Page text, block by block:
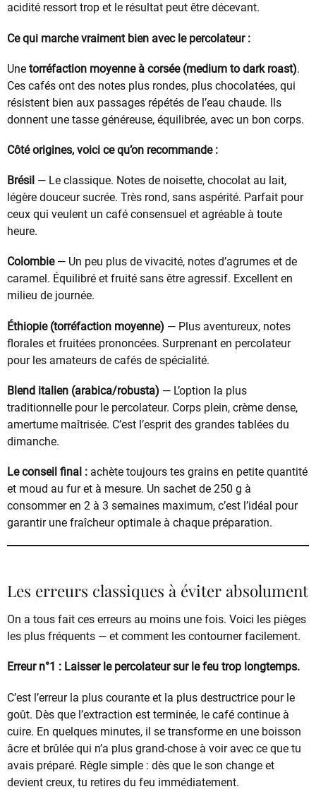
acidité ressort trop et le résultat peut être décevant.
Ce qui marche vraiment bien avec le percolateur :
Une torréfaction moyenne à corsée (medium to dark roast).
Ces cafés ont des notes plus rondes, plus chocolatées, qui
résistent bien aux passages répétés de l’eau chaude. Ils
donnent une tasse généreuse, équilibrée, avec un bon corps.
Côté origines, voici ce qu’on recommande :
Brésil — Le classique. Notes de noisette, chocolat au lait,
légère douceur sucrée. Très rond, sans aspérité. Parfait pour
ceux qui veulent un café consensuel et agréable à toute
heure.
Colombie— Un peu plus de vivacité, notes d’agrumes et de
caramel. Équilibré et fruité sans être agressif. Excellent en
milieu de journée.
Éthiopie (torréfaction moyenne) — Plus aventureux, notes
florales et fruitées prononcées. Surprenant en percolateur
pour les amateurs de cafés de spécialité.
Blend italien (arabica/robusta) — L’option la plus
traditionnelle pour le percolateur. Corps plein, crème dense,
amertume maîtrisée. C’est l’esprit des grandes tablées du
dimanche.
Le conseil final : achète toujours tes grains en petite quantité
et moud au fur et à mesure. Un sachet de 250 g à
consommer en 2 à 3 semaines maximum, c’est l’idéal pour
garantir une fraîcheur optimale à chaque préparation.
Les erreurs classiques à éviter absolument
On a tous fait ces erreurs au moins une fois. Voici les pièges
les plus fréquents — et comment les contourner facilement.
Erreur n°1 : Laisser le percolateur sur le feu trop longtemps.
C’est l’erreur la plus courante et la plus destructrice pour le
goût. Dès que l’extraction est terminée, le café continue à
cuire. En quelques minutes, il se transforme en une boisson
âcre et brûlée qui n’a plus grand-chose à voir avec ce que tu
avais préparé. Règle simple : dès que le son change et
devient creux, tu retires du feu immédiatement.